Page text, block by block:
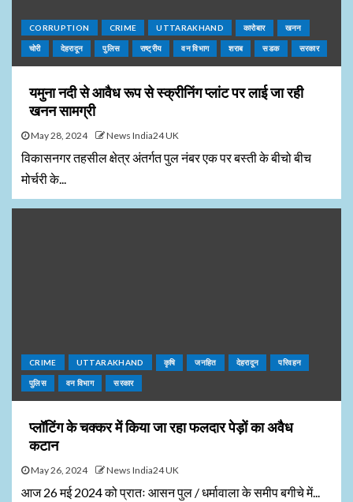
CORRUPTION CRIME UTTARAKHAND कारोबार खनन
चोरी देहरादून पुलिस राष्ट्रीय वन विभाग शराब सडक सरकार
यमुना नदी से आवैध रूप से स्क्रीनिंग प्लांट पर लाई जा रही
खनन सामग्री
May 28, 2024 News India24 UK
विकासनगर तहसील क्षेत्र अंतर्गत पुल नंबर एक पर बस्ती के बीचो बीच
मोर्चरी के...
CRIME UTTARAKHAND कृषि जनहित देहरादून परिवहन
पुलिस वन विभाग सरकार
प्लॉटिंग के चक्कर में किया जा रहा फलदार पेड़ों का अवैध
कटान
May 26, 2024 News India24 UK
आज 26 मई 2024 को प्रातः आसन पुल / धर्मावाला के समीप बगीचे में...